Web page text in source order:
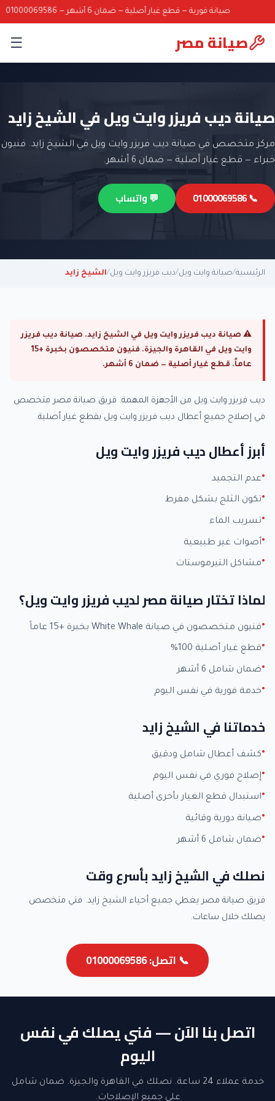
صيانة فورية — قطع غيار أصلية — ضمان 6 أشهر — 01000069586
صيانة مصر ☰
صيانة ديب فريزر وايت ويل في الشيخ زايد
مركز متخصص في صيانة ديب فريزر وايت ويل في الشيخ زايد. فنيون
خبراء — قطع غيار أصلية — ضمان 6 أشهر.
📞 01000069586 💬 واتساب
الرئيسية/صيانة وايت ويل/ديب فريزر وايت ويل/الشيخ زايد
⚠ صيانة ديب فريزر وايت ويل في الشيخ زايد. صيانة ديب فريزر
وايت ويل في القاهرة والجيزة. فنيون متخصصون بخبرة +15
عاماً. قطع غيار أصلية — ضمان 6 أشهر.
ديب فريزر وايت ويل من الأجهزة المهمة. فريق صيانة مصر متخصص
في إصلاح جميع أعطال ديب فريزر وايت ويل بقطع غيار أصلية.
أبرز أعطال ديب فريزر وايت ويل
عدم التجميد
تكون الثلج بشكل مفرط
تسريب الماء
أصوات غير طبيعية
مشاكل التيرموستات
لماذا تختار صيانة مصر لديب فريزر وايت ويل؟
فنيون متخصصون في صيانة White Whale بخبرة +15 عاماً
قطع غيار أصلية 100%
ضمان شامل 6 أشهر
خدمة فورية في نفس اليوم
خدماتنا في الشيخ زايد
كشف أعطال شامل ودقيق
إصلاح فوري في نفس اليوم
استبدال قطع الغيار بأخرى أصلية
صيانة دورية وقائية
ضمان شامل 6 أشهر
نصلك في الشيخ زايد بأسرع وقت
فريق صيانة مصر يغطي جميع أحياء الشيخ زايد. فني متخصص
يصلك خلال ساعات.
📞 اتصل: 01000069586
اتصل بنا الآن — فني يصلك في نفس
اليوم
خدمة عملاء 24 ساعة. نصلك في القاهرة والجيزة. ضمان شامل
على جميع الإصلاحات.